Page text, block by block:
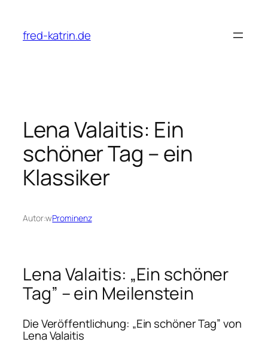
treścifred-katrin.de
Lena Valaitis: Ein
schöner Tag – ein
Klassiker
Autor:wProminenz
Lena Valaitis: „Ein schöner
Tag” – ein Meilenstein
Die Veröffentlichung: „Ein schöner Tag” von
Lena Valaitis